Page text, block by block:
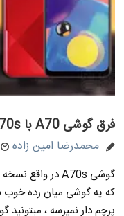
فرق گوشی A70 با A70s ، مقایسه A70 و A70s
محمدرضا امین زاده
که یه گوشی میان رده خوب